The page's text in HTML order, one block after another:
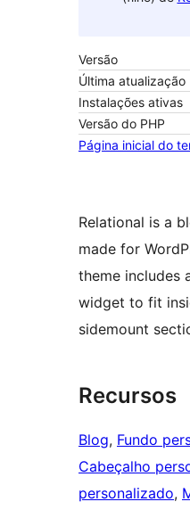
Versão
Última atualização
Instalações ativas
Versão do PHP
Página inicial do
Relational is a
made for
theme includes
widget to fit
sidemount
Recursos
Blog, Fundo
Cabeçalho
personalizado,